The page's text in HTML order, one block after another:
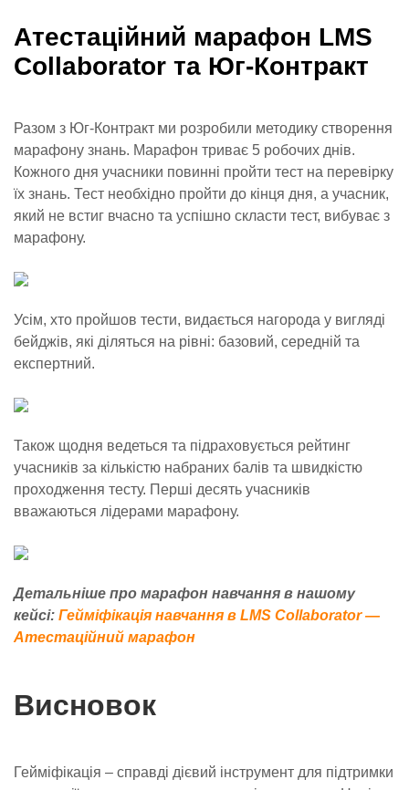
Атестаційний марафон LMS
Collaborator та Юг-Контракт
Разом з Юг-Контракт ми розробили методику створення
марафону знань. Марафон триває 5 робочих днів.
Кожного дня учасники повинні пройти тест на перевірку
їх знань. Тест необхідно пройти до кінця дня, а учасник,
який не встиг вчасно та успішно скласти тест, вибуває з
марафону.
Усім, хто пройшов тести, видається нагорода у вигляді
бейджів, які діляться на рівні: базовий, середній та
експертний.
Також щодня ведеться та підраховується рейтинг
учасників за кількістю набраних балів та швидкістю
проходження тесту. Перші десять учасників
вважаються лідерами марафону.
Детальніше про марафон навчання в нашому
кейсі: Гейміфікація навчання в LMS Collaborator —
Атестаційний марафон
Висновок
Гейміфікація – справді дієвий інструмент для підтримки